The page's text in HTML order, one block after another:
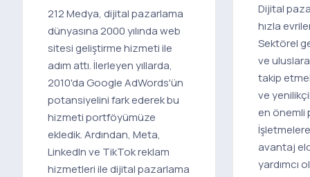
212 Medya, dijital pazarlama
dünyasına 2000 yılında web
sitesi geliştirme hizmeti ile
adım attı. İlerleyen yıllarda,
2010'da Google AdWords'ün
potansiyelini fark ederek bu
hizmeti portföyümüze
ekledik. Ardından, Meta,
LinkedIn ve TikTok reklam
hizmetleri ile dijital pazarlama
Dijital
hızla
Sektörel
ve
takip
ve
en önemli
avantaj
yardımcı